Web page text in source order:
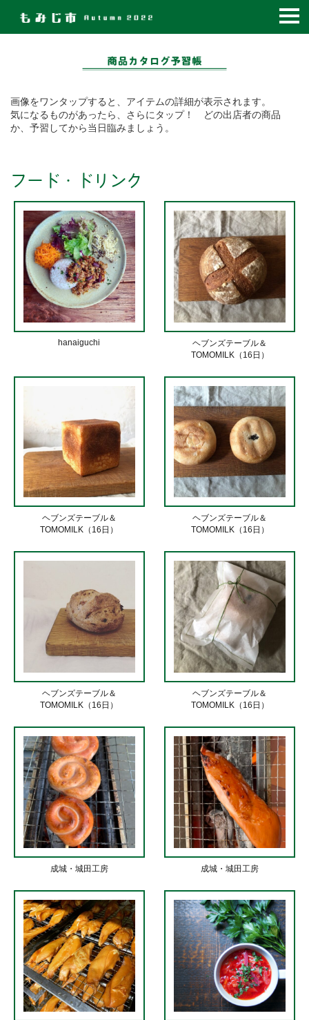
画像をワンタップすると、アイテムの詳細が表示されます。
気になるものがあったら、さらにタップ！ どの出店者の商品
か、予習してから当日臨みましょう。
フード・ドリンク
hanaiguchi
ヘブンズテーブル＆
TOMOMILK（16日）
ヘブンズテーブル＆
TOMOMILK（16日）
ヘブンズテーブル＆
TOMOMILK（16日）
ヘブンズテーブル＆
TOMOMILK（16日）
ヘブンズテーブル＆
TOMOMILK（16日）
成城・城田工房 成城・城田工房